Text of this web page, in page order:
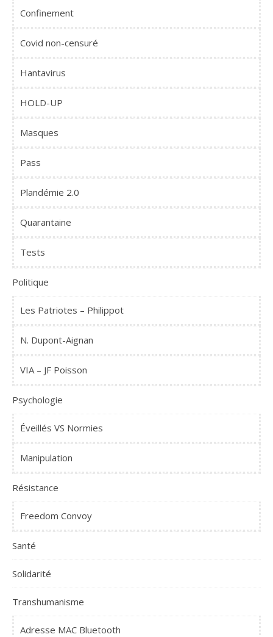
Confinement
Covid non-censuré
Hantavirus
HOLD-UP
Masques
Pass
Plandémie 2.0
Quarantaine
Tests
Politique
Les Patriotes – Philippot
N. Dupont-Aignan
VIA – JF Poisson
Psychologie
Éveillés VS Normies
Manipulation
Résistance
Freedom Convoy
Santé
Solidarité
Transhumanisme
Adresse MAC Bluetooth